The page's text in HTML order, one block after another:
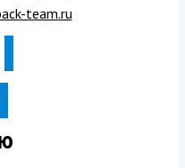
team.ru